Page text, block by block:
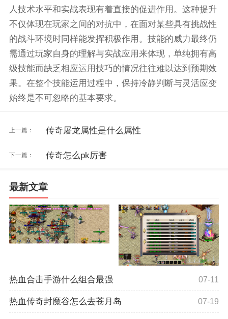
人技术水平和实战表现有着直接的促进作用。这种提升
不仅体现在玩家之间的对抗中，在面对某些具有挑战性
的战斗环境时同样能发挥积极作用。技能的威力最终仍
需通过玩家自身的理解与实战应用来体现，单纯拥有高
级技能而缺乏相应运用技巧的情况往往难以达到预期效
果。在整个技能运用过程中，保持冷静判断与灵活应变
始终是不可忽略的基本要求。
上一篇： 传奇屠龙属性是什么属性
下一篇： 传奇怎么pk厉害
最新文章
热血合击手游什么组合最强 07-11
热血传奇封魔谷怎么去苍月岛 07-19